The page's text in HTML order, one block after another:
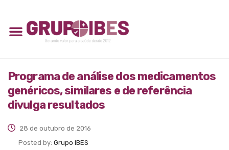
Programa de análise dos medicamentos
genéricos, similares e de referência
divulga resultados
28 de outubro de 2016
Posted by: Grupo IBES